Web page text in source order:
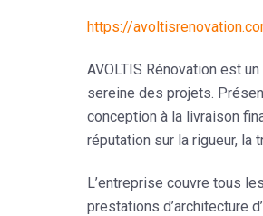
https://
AVOLTIS Rénovation est un
sereine des projets.
conception à la livraison
réputation sur la rigueur, la
L’entreprise couvre tous
prestations d’architecture